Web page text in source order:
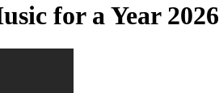
for a Year 2026